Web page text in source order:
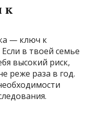
к
— ключ к
в твоей семье
высокий риск,
реже раза в год.